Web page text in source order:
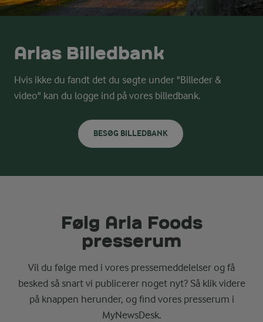
Arlas Billedbank
Hvis ikke du fandt det du søgte under "Billeder &
video" kan du logge ind på vores billedbank.
BESØG BILLEDBANK
Følg Arla Foods
presserum
Vil du følge med i vores pressemeddelelser og få
besked så snart vi publicerer noget nyt? Så klik videre
på knappen herunder, og find vores presserum i
MyNewsDesk.